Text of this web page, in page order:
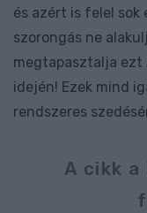
és azért is felel sok
szorongás ne
megtapasztalja ezt
idején! Ezek mind
rendszeres
A cikk